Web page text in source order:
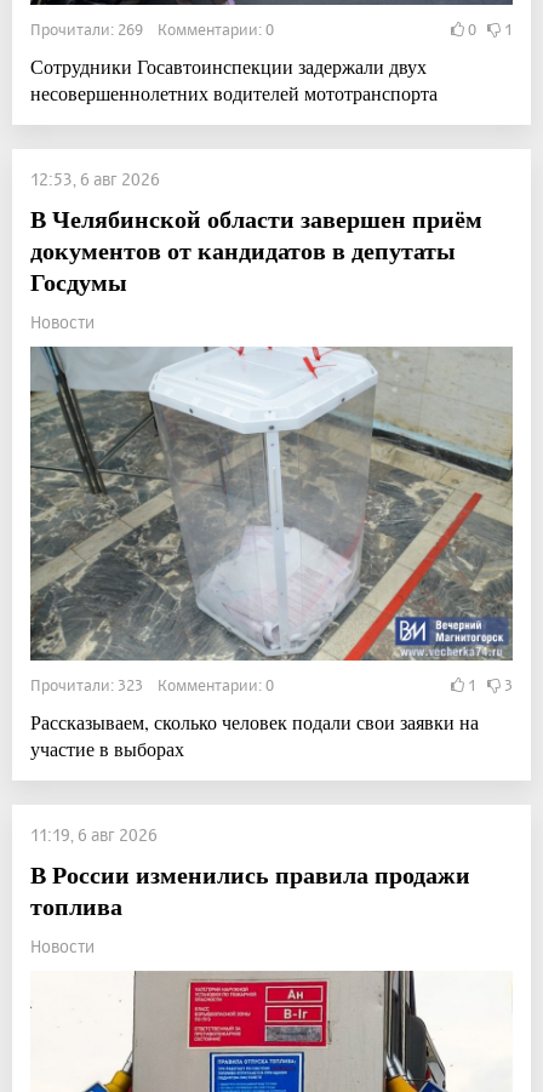
Прочитали: 269 Комментарии: 0 0 1
Сотрудники Госавтоинспекции задержали двух
несовершеннолетних водителей мототранспорта
12:53, 6 авг 2026
В Челябинской области завершен приём
документов от кандидатов в депутаты
Госдумы
Новости
Прочитали: 323 Комментарии: 0 1 3
Рассказываем, сколько человек подали свои заявки на
участие в выборах
11:19, 6 авг 2026
В России изменились правила продажи
топлива
Новости